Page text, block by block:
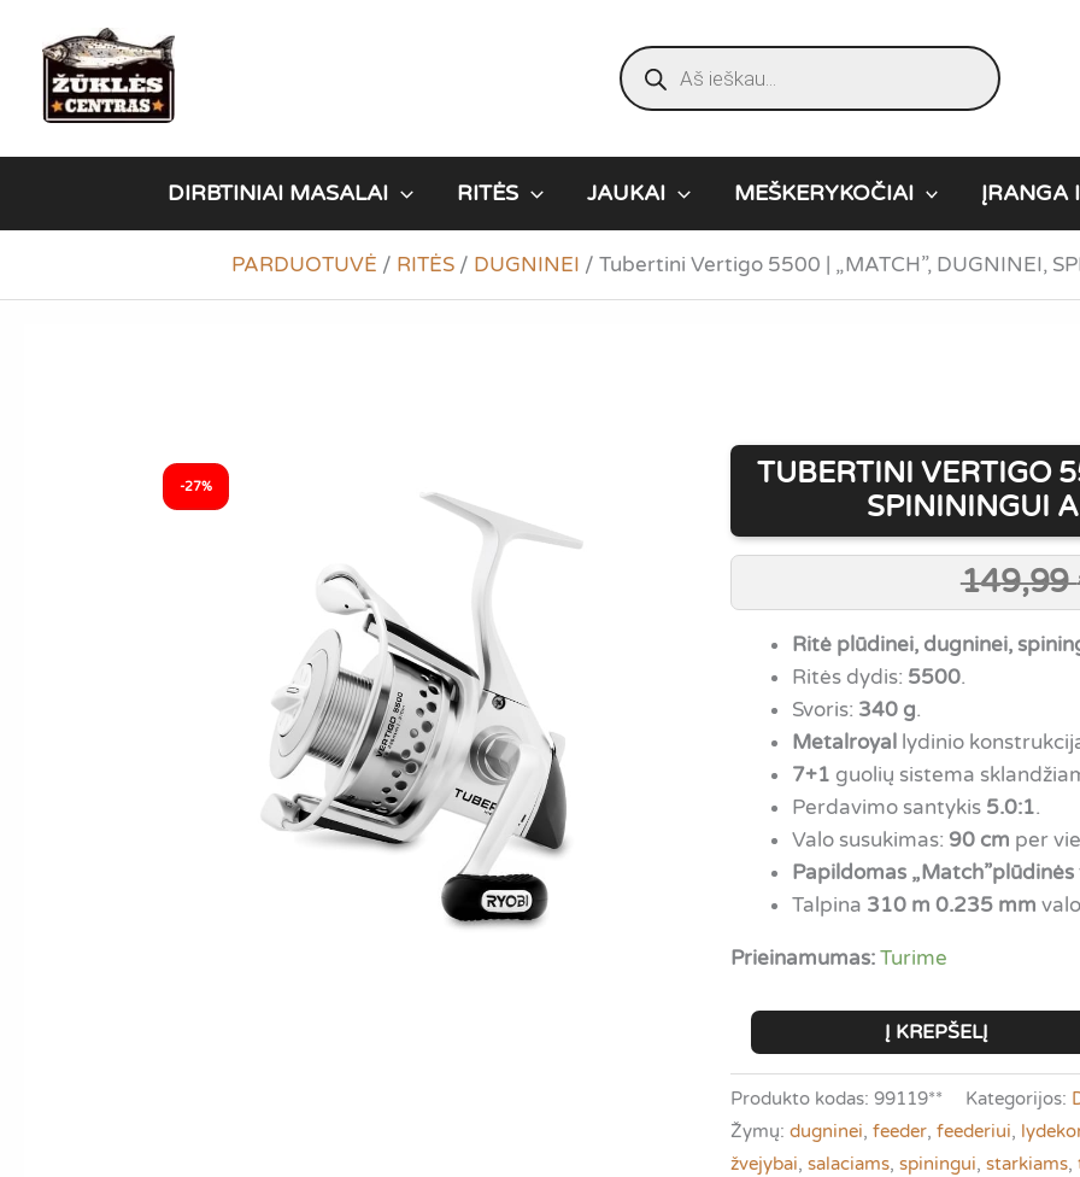
turinio
Products
search
DIRBTINIAI MASALAI RITĖS JAUKAI MEŠKERYKOČIAI ĮRANGA
PARDUOTUVĖ / RITĖS / DUGNINEI / Tubertini Vertigo 5500 | „MATCH”, DUGNINEI,
TUBERTINI VERTIGO
SPINININGUI
149,99
Ritė plūdinei, dugninei,
Ritės dydis: 5500.
Svoris: 340 g.
Metalroyallydinio
7+1 guolių sistema
Perdavimo santykis 5.0:1.
Valo susukimas: 90 cm per
Papildomas
Talpina 310 m 0.235 mm
Prieinamumas: Turime
produkto
kiekis:
Tubertini
Vertigo
5500
Į KREPŠELĮ
Produkto kodas: 99119** Kategorijos:
Žymų: dugninei, feeder, feederiui,
žvejybai, salaciams, spiningui, starkiams,
-27%